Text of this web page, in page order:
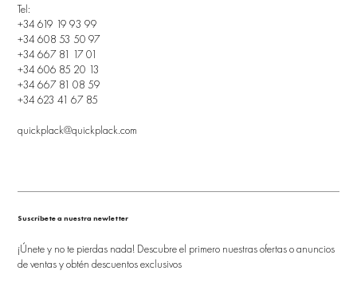
Tel:
+34 619 19 93 99
+34 608 53 50 97
+34 667 81 17 01
+34 606 85 20 13
+34 667 81 08 59
+34 623 41 67 85
quickplack@quickplack.com
Suscríbete a nuestra newletter
¡Únete y no te pierdas nada! Descubre el primero nuestras ofertas o anuncios
de ventas y obtén descuentos exclusivos